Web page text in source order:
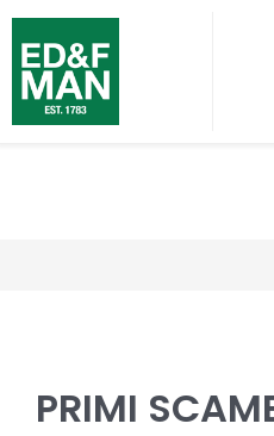
Salta
contenuto
PRIMI